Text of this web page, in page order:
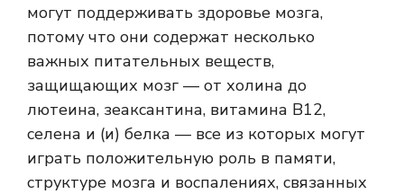
могут поддерживать здоровье мозга,
потому что они содержат несколько
важных питательных веществ,
защищающих мозг — от холина до
лютеина, зеаксантина, витамина B12,
селена и (и) белка — все из которых могут
играть положительную роль в памяти,
структуре мозга и воспалениях, связанных